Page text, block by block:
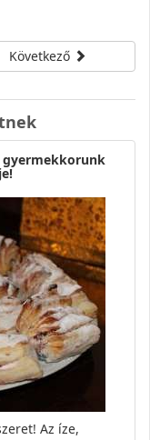
Következő
gyermekkorunk
Az íze,